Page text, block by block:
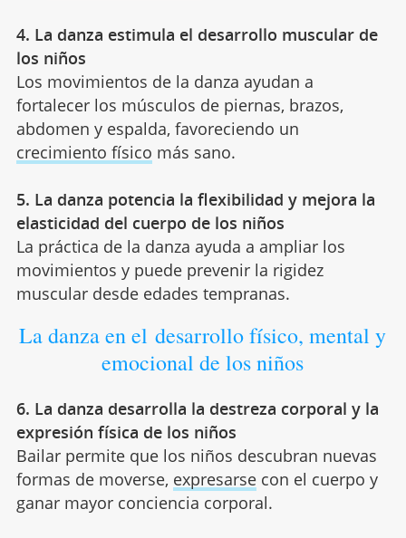
4. La danza estimula el desarrollo muscular de
los niños
Los movimientos de la danza ayudan a
fortalecer los músculos de piernas, brazos,
abdomen y espalda, favoreciendo un
crecimiento físico más sano.
5. La danza potencia la flexibilidad y mejora la
elasticidad del cuerpo de los niños
La práctica de la danza ayuda a ampliar los
movimientos y puede prevenir la rigidez
muscular desde edades tempranas.
La danza en el desarrollo físico, mental y
emocional de los niños
6. La danza desarrolla la destreza corporal y la
expresión física de los niños
Bailar permite que los niños descubran nuevas
formas de moverse, expresarsecon el cuerpo y
ganar mayor conciencia corporal.